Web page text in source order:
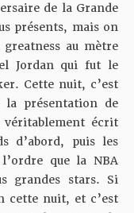
de la Grande
présents, mais on
au mètre
Jordan qui fut le
Cette nuit, c’est
présentation de
véritablement écrit
d’abord, puis les
que la NBA
grandes stars. Si
cette nuit, et c’est